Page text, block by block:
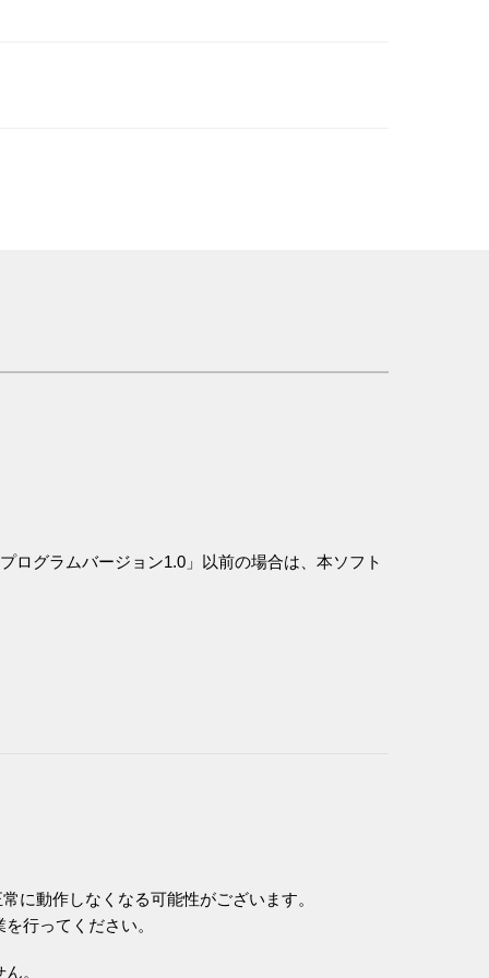
ログラムバージョン1.0」以前の場合は、本ソフト
に動作しなくなる可能性がございます。
行ってください。
。